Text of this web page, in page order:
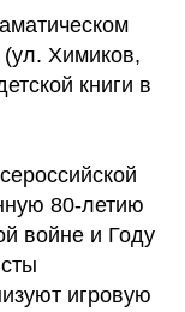
Химиков,
книги в
80-летию
войне и Году
игровую